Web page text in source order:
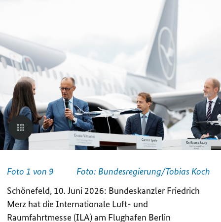
Foto 1 von 9
Foto: Bundesregierung/Tobias Koch
Schönefeld, 10. Juni 2026: Bundeskanzler Friedrich
Merz hat die Internationale Luft- und
Raumfahrtmesse (ILA) am Flughafen Berlin